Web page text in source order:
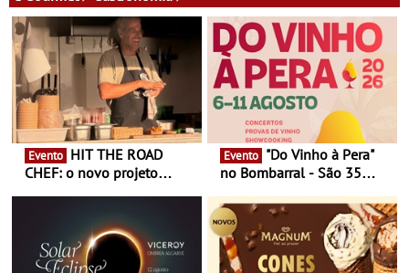
Evento
CHEF: o novo projeto
conceito gastronómico
itinerante que percorre
Portugal
Evento
no Bombarral - São 35
prova e seis dias de
experiências